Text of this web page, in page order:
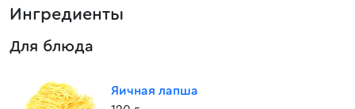
Ингредиенты
Для блюда
Яичная лапша